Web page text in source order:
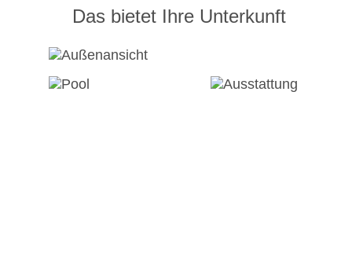
Das bietet Ihre Unterkunft